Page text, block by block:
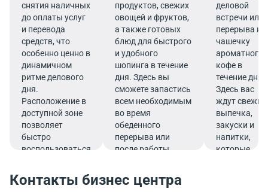
снятия наличных
до оплаты услуг
и перевода
средств, что
особенно ценно в
динамичном
ритме делового
дня.
Расположение в
доступной зоне
позволяет
быстро
воспользоваться
продуктов, свежих
овощей и фруктов,
а также готовых
блюд для быстрого
и удобного
шопинга в течение
дня. Здесь вы
сможете запастись
всем необходимым
во время
обеденного
перерыва или
после работы.
деловой
встречи или
перерыва на
чашечку
ароматного
кофе в
течение дня.
Здесь вас
ждут свежие
выпечка,
закуски и
напитки,
которые
Контакты бизнес центра